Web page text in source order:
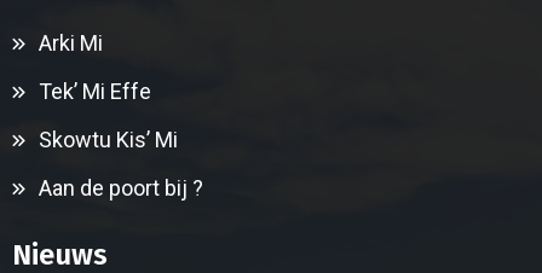
Arki Mi
Tek’ Mi Effe
Skowtu Kis’ Mi
Aan de poort bij ?
Nieuws